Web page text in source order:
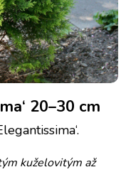
20–30 cm
kuželovitým až